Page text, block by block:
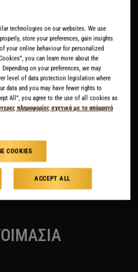
wij raden L'OR
Siroop
technologies on our websites. We use
store your preferences, gain insights
your online behaviour for personalized
you can learn more about the
on your preferences, we may
level of data protection legislation where
data and you may have fewer rights to
All”, you agree to the use of all cookies as
πληροφορίες σχετικά με το απόρρητό
COOKIES
ACCEPT ALL